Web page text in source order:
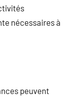
nécessaires à
peuvent